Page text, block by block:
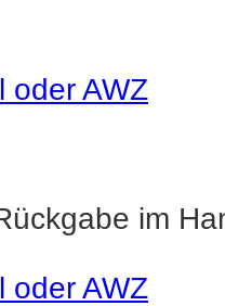
oder AWZ
im
oder AWZ